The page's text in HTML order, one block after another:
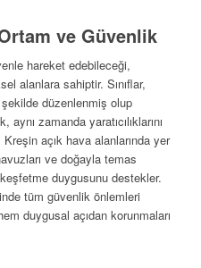
ve Güvenlik
hareket edebileceği,
alanlara sahiptir. Sınıflar,
düzenlenmiş olup
zamanda yaratıcılıklarını
açık hava alanlarında yer
ve doğayla temas
duygusunu destekler.
tüm güvenlik önlemleri
duygusal açıdan korunmaları